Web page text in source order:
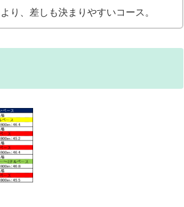
り、差しも決まりやすいコース。